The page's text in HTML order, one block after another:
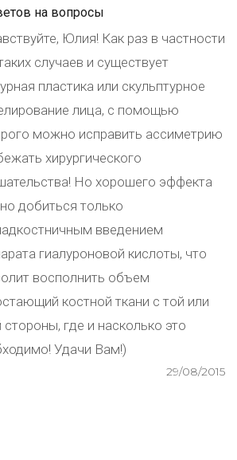
на вопросы
Юлия! Как раз в частности
случаев и существует
пластика или скульптурное
лица, с помощью
можно исправить ассиметрию
хирургического
Но хорошего эффекта
добиться только
введением
гиалуроновой кислоты, что
восполнить объем
костной ткани с той или
стороны, где и насколько это
Удачи Вам!)
29/08/2015